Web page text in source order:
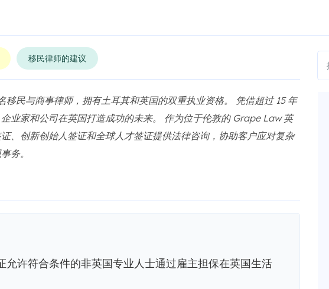
移民律师的建议
民与商事律师，拥有土耳其和英国的双重执业资格。 凭借超过 15 年
业家和公司在英国打造成功的未来。 作为位于伦敦的 Grape Law 英
、创新创始人签证和全球人才签证提供法律咨询，协助客户应对复杂
务。
允许符合条件的非英国专业人士通过雇主担保在英国生活